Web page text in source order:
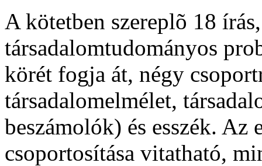
A kötetben szereplõ 18
társadalomtudományos
körét fogja át, négy
társadalomelmélet,
beszámolók) és esszék. Az
csoportosítása vitatható,